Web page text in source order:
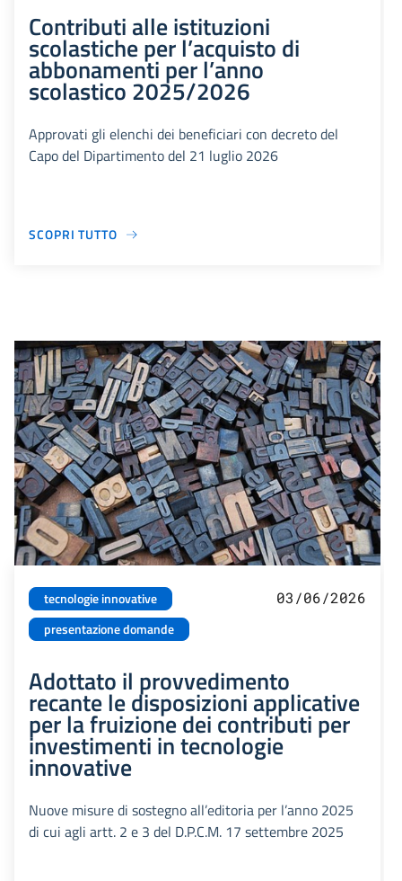
Contributi alle istituzioni
scolastiche per l’acquisto di
abbonamenti per l’anno
scolastico 2025/2026
Approvati gli elenchi dei beneficiari con decreto del
Capo del Dipartimento del 21 luglio 2026
SCOPRI TUTTO
tecnologie innovative
presentazione domande
03/06/2026
Adottato il provvedimento
recante le disposizioni applicative
per la fruizione dei contributi per
investimenti in tecnologie
innovative
Nuove misure di sostegno all’editoria per l’anno 2025
di cui agli artt. 2 e 3 del D.P.C.M. 17 settembre 2025